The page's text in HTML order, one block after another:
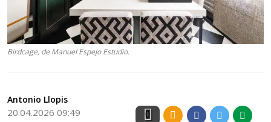
Birdcage, de Manuel Espejo Estudio.
Antonio Llopis
20.04.2026 09:49 0